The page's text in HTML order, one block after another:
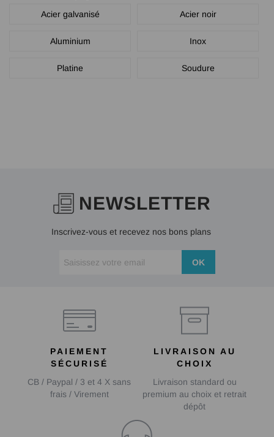
Acier galvanisé
Acier noir
Aluminium Inox
Platine Soudure
NEWSLETTER
Inscrivez-vous et recevez nos bons plans
OK
PAIEMENT
SÉCURISÉ
CB / Paypal / 3 et 4 X sans
frais / Virement
LIVRAISON AU
CHOIX
Livraison standard ou
premium au choix et retrait
dépôt